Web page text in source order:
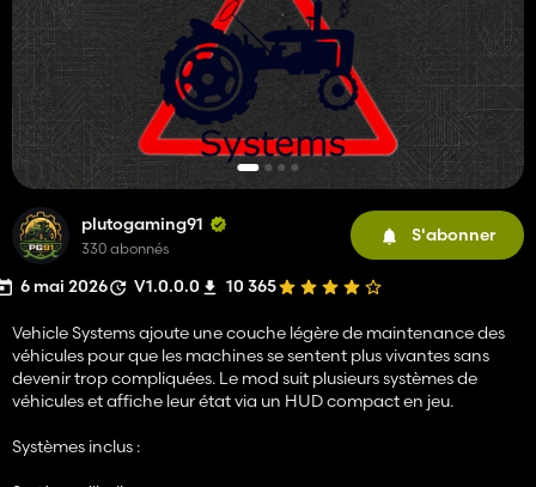
plutogaming91
330 abonnés
S'abonner
6 mai 2026 V1.0.0.0 10 365
Vehicle Systems ajoute une couche légère de maintenance des
véhicules pour que les machines se sentent plus vivantes sans
devenir trop compliquées. Le mod suit plusieurs systèmes de
véhicules et affiche leur état via un HUD compact en jeu.
Systèmes inclus :